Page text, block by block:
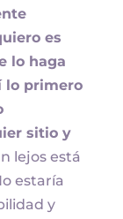
es
lo haga
lo primero
sitio y
lejos está
estaría
y